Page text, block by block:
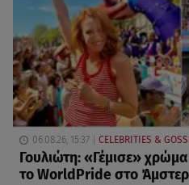
06.08.26, 15:37 CELEBRITIES &
Γουλιώτη: «Γέμισε»
το WorldPride στο